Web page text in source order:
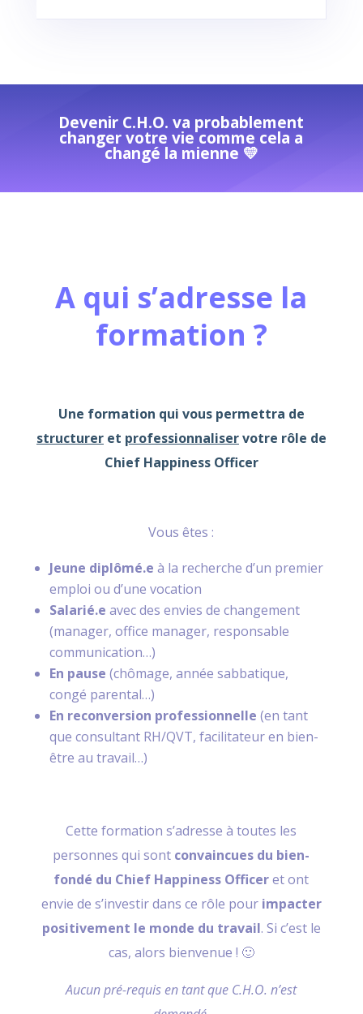
Devenir C.H.O. va probablement
changer votre vie comme cela a
changé la mienne 💛
A qui s’adresse la
formation ?
Une formation qui vous permettra de
structureret professionnaliservotre rôle de
Chief Happiness Officer
Vous êtes :
Jeune diplômé.e à la recherche d’un premier
emploi ou d’une vocation
Salarié.e avec des envies de changement
(manager, office manager, responsable
communication…)
En pause (chômage, année sabbatique,
congé parental…)
En reconversion professionnelle (en tant
que consultant RH/QVT, facilitateur en bien-
être au travail…)
Cette formation s’adresse à toutes les
personnes qui sont convaincues du bien-
fondé du Chief Happiness Officeret ont
envie de s’investir dans ce rôle pour impacter
positivement le monde du travail. Si c’est le
cas, alors bienvenue ! 🙂
Aucun pré-requis en tant que C.H.O. n’est